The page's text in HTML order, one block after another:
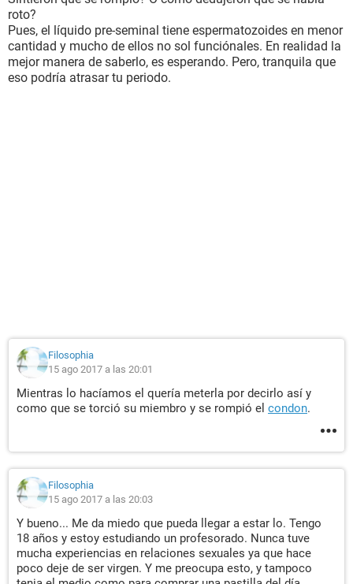
roto?
Pues, el líquido pre-seminal tiene espermatozoides en menor
cantidad y mucho de ellos no sol funciónales. En realidad la
mejor manera de saberlo, es esperando. Pero, tranquila que
eso podría atrasar tu periodo.
Filosophia
15 ago 2017 a las 20:01
Mientras lo hacíamos el quería meterla por decirlo así y
como que se torció su miembro y se rompió el condon.
Filosophia
15 ago 2017 a las 20:03
Y bueno... Me da miedo que pueda llegar a estar lo. Tengo
18 años y estoy estudiando un profesorado. Nunca tuve
mucha experiencias en relaciones sexuales ya que hace
poco deje de ser virgen. Y me preocupa esto, y tampoco